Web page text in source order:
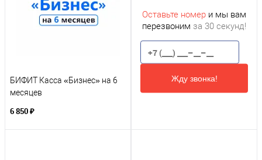
БИФИТ Касса «Бизнес» на 6
месяцев
6 850 ₽
Оставьте номер и мы вам
перезвоним за 30 секунд!
Жду звонка!